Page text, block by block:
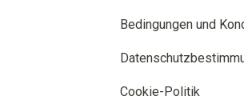
Bedingungen und
Cookie-Politik